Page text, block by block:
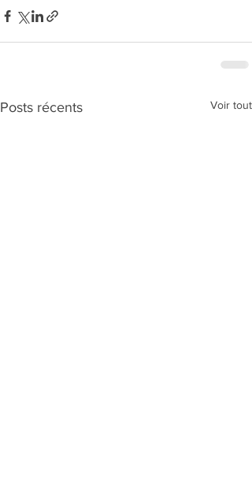
Posts récents Voir tout